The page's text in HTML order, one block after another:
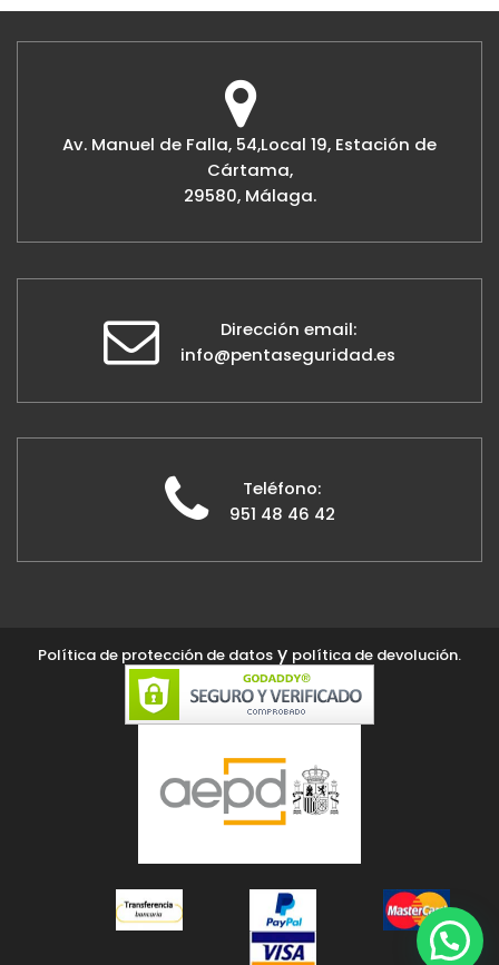
Av. Manuel de Falla, 54,Local 19, Estación de
Cártama,
29580, Málaga.
Dirección email:
info@pentaseguridad.es
Teléfono:
951 48 46 42
Política de protección de datos y política de devolución.